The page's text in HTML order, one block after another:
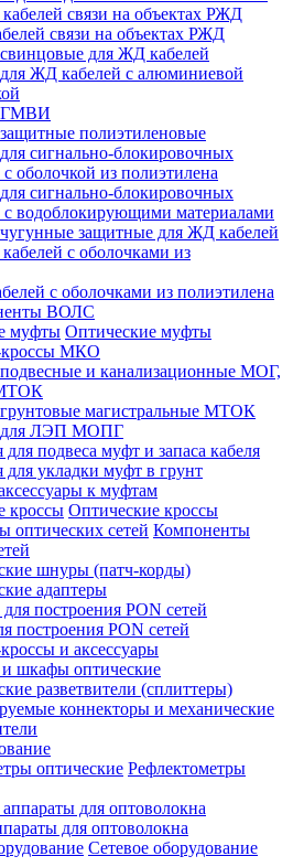
связи на объектах РЖД
для ЖД кабелей
ЖД кабелей с алюминиевой
полиэтиленовые
сигнально-блокировочных
с оболочкой из полиэтилена
сигнально-блокировочных
с водоблокирующими материалами
защитные для ЖД кабелей
с оболочками из полиэтилена
ВОЛС
Оптические муфты
МКО
и канализационные МОГ,
магистральные МТОК
ЛЭП МОПГ
для подвеса муфт и запаса кабеля
для укладки муфт в грунт
к муфтам
Оптические кроссы
Компоненты
шнуры (патч-корды)
адаптеры
построения PON сетей
и аксессуары
шкафы оптические
разветвители (сплиттеры)
коннекторы и механические
Рефлектометры
для оптоволокна
Сетевое оборудование